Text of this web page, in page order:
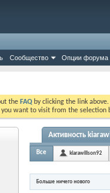
Сообщество Опции форума
the FAQ by clicking the link
want to visit from the selection
Активность
Все kiarawillson92
Больше ничего нового